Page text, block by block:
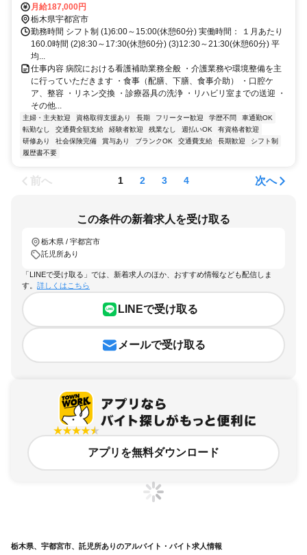
車23分／宝積寺駅より車30分
月給187,000円
栃木県宇都宮市
勤務時間 シフト制 (1)6:00～15:00(休憩60分) 実働時間： １月あたり
160.0時間 (2)8:30～17:30(休憩60分) (3)12:30～21:30(休憩60分) 平
均...
仕事内容 病院における看護補助業務全般 ・介護業務や環境整備を主
に行っていただきます ・食事（配膳、下膳、食事介助） ・口腔ケ
ア、整容 ・リネン交換 ・診療器具の洗浄 ・リハビリ室までの送迎 ・
その他...
主婦・主夫歓迎 資格取得支援あり 長期 フリーター歓迎 学歴不問
車通勤OK
転勤なし
交通費全額支給 経験者歓迎 残業なし 週払いOK
有資格者歓迎
研修あり
社会保険完備 賞与あり ブランクOK 交通費支給 長期歓迎
シフト制
履歴書不要
前へ 1 2 3 4 次へ
この条件の新着求人を受け取る
栃木県 / 宇都宮市
託児所あり
「LINEで受け取る」では、新着求人のほか、おすすめ情報なども配信しま
す。 詳しくはこちら
LINEで受け取る
メールで受け取る
アプリを無料ダウンロード
栃木県、宇都宮市、託児所ありのアルバイト・バイト求人情報